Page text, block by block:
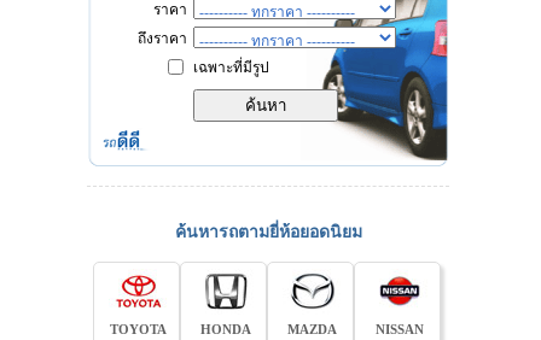
ราคา
ถึงราคา
เฉพาะที่มีรูป
ค้นหารถตามยี่ห้อยอดนิยม
TOYOTA HONDA MAZDA NISSAN